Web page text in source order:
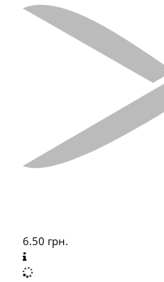
6.50 грн.